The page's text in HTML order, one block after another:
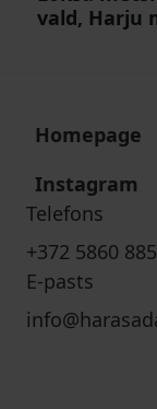
vald, Harju
Homepage
Instagram
Telefons
+372 5860
E-pasts